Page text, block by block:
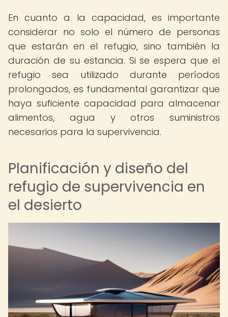
En cuanto a la capacidad, es importante
considerar no solo el número de personas
que estarán en el refugio, sino también la
duración de su estancia. Si se espera que el
refugio sea utilizado durante períodos
prolongados, es fundamental garantizar que
haya suficiente capacidad para almacenar
alimentos, agua y otros suministros
necesarios para la supervivencia.
Planificación y diseño del
refugio de supervivencia en
el desierto